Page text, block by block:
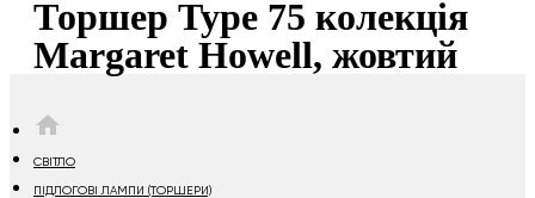
Торшер Type 75 колекція
Margaret Howell, жовтий
СВІТЛО
ПІДЛОГОВІ ЛАМПИ (ТОРШЕРИ)